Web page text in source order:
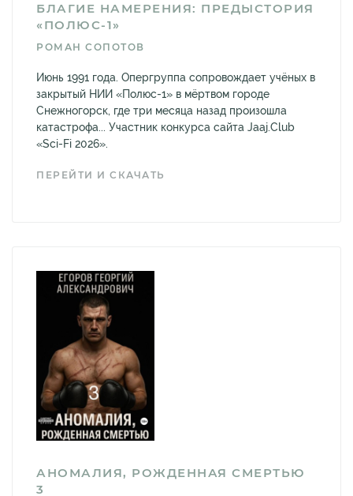
БЛАГИЕ НАМЕРЕНИЯ: ПРЕДЫСТОРИЯ
«ПОЛЮС-1»
РОМАН СОПОТОВ
Июнь 1991 года. Опергруппа сопровождает учёных в
закрытый НИИ «Полюс-1» в мёртвом городе
Снежногорск, где три месяца назад произошла
катастрофа... Участник конкурса сайта Jaaj.Club
«Sci-Fi 2026».
ПЕРЕЙТИ И СКАЧАТЬ
АНОМАЛИЯ, РОЖДЕННАЯ СМЕРТЬЮ
3